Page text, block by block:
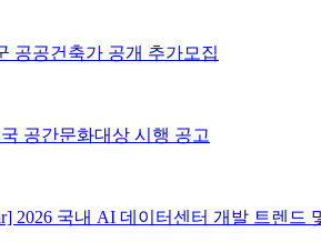
공공건축가 공개 추가모집
공간문화대상 시행 공고
2026 국내 AI 데이터센터 개발 트렌드